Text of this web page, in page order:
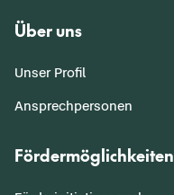
Über uns
Unser Profil
Ansprechpersonen
Fördermöglichkeiten